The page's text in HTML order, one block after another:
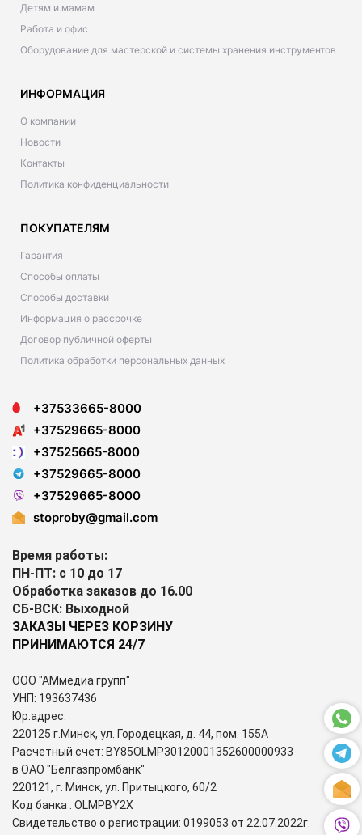
Детям и мамам
Работа и офис
Оборудование для мастерской и системы хранения инструментов
ИНФОРМАЦИЯ
О компании
Новости
Контакты
Политика конфиденциальности
ПОКУПАТЕЛЯМ
Гарантия
Способы оплаты
Способы доставки
Информация о рассрочке
Договор публичной оферты
Политика обработки персональных данных
+37533665-8000
+37529665-8000
+37525665-8000
+37529665-8000
+37529665-8000
stoproby@gmail.com
Время работы:
ПН-ПТ: с 10 до 17
Обработка заказов до 16.00
СБ-ВСК: Выходной
ЗАКАЗЫ ЧЕРЕЗ КОРЗИНУ
ПРИНИМАЮТСЯ 24/7
ООО "АМмедиа групп"
УНП: 193637436
Юр.адрес:
220125 г.Минск, ул. Городецкая, д. 44, пом. 155А
Расчетный счет: BY85OLMP30120001352600000933
в ОАО "Белгазпромбанк"
220121, г. Минск, ул. Притыцкого, 60/2
Код банка : OLMPBY2X
Свидетельство о регистрации: 0199053 от 22.07.2022г.